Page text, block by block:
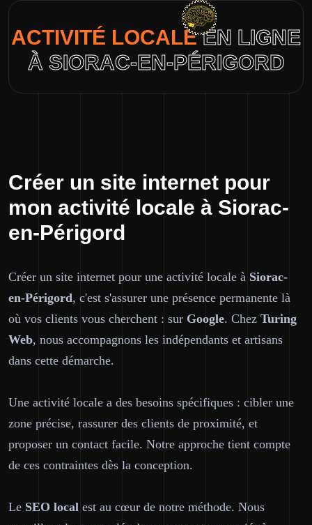
ACTIVITÉ LOCALEEN LIGNE
À SIORAC-EN-PÉRIGORD
Créer un site internet pour
mon activité locale à Siorac-
en-Périgord
Créer un site internet pour une activité locale à Siorac-
en-Périgord, c'est s'assurer une présence permanente là
où vos clients vous cherchent : sur Google. Chez Turing
Web, nous accompagnons les indépendants et artisans
dans cette démarche.
Une activité locale a des besoins spécifiques : cibler une
zone précise, rassurer des clients de proximité, et
proposer un contact facile. Notre approche tient compte
de ces contraintes dès la conception.
Le SEO local est au cœur de notre méthode. Nous